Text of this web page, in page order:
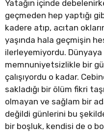
Yatağın içinde
geçmeden hep yaptığı
kadere atıp, acıtan
yaşında hala geçmişin
ilerleyemiyordu. Dünyaya
memnuniyetsizlikle bir
çalışıyordu o kadar.
sakladığı bir ölüm fikri
olmayan ve sağlam bir
değildi günlerini bu
bir boşluk, kendisi de o